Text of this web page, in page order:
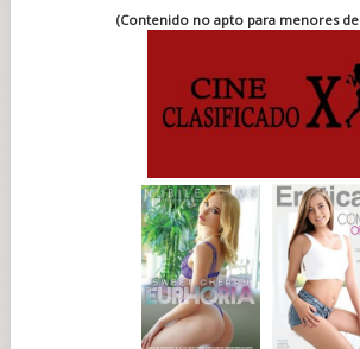
(Contenido no apto para menores de